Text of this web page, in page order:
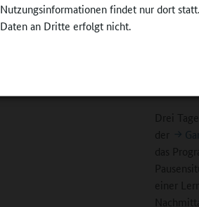
Nutzungsinformationen findet nur dort
Daten an Dritte erfolgt nicht.
Auch
Drei
der
das
einer